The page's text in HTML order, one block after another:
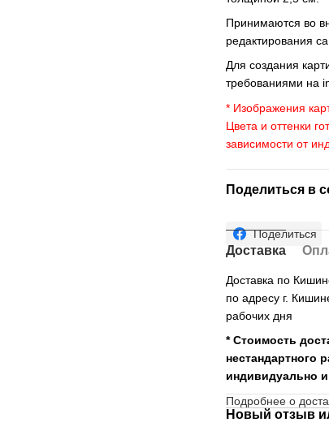
Принимаются во
редактирования
Для создания
требованиями на
* Изображения
Цвета и оттенки
зависимости от
Поделиться в
Поделиться
Доставка
Доставка по
по адресу г.
рабочих дня
* Стоимость
нестандартного
индивидуально и
Подробнее о
Новый отзыв